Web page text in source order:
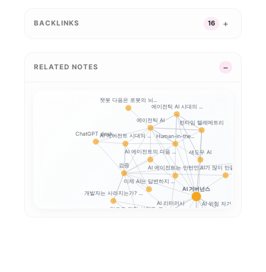
BACKLINKS 16
RELATED NOTES
AI 거버넌스
AI 리터러시 AI 위험 자가진단
에이전틱 AI 시대의 ...
에이전틱 AI
Human-in-the...
런타임 텔레메트리
섀도우 AI
개발자는 사라지는가? ...
AI 에이전트 시대의 ...
검증
ChatGPT desk...
앞으로 강한 사람은 코...
AI가 많이 만들수록,...
AI 에이전트의 다음 ...
이제 AI는 답변하지 ...
AI 에이전트는 인턴인...
챗봇 다음은 로봇의 뇌...